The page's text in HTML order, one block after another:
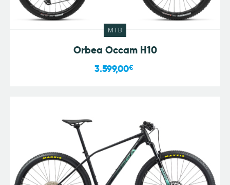
MTB
Orbea Occam H10
3.599,00€